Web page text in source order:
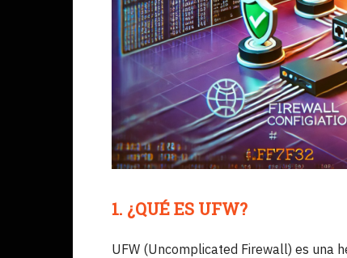
1. ¿QUÉ ES UFW?
UFW (Uncomplicated Firewall) es una